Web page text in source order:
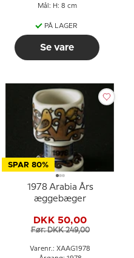
Mål: H: 8 cm
PÅ LAGER
Se vare
SPAR 80%
1978 Arabia Års
æggebæger
DKK 50,00
Før: DKK 249,00
Varenr.: XAAG1978